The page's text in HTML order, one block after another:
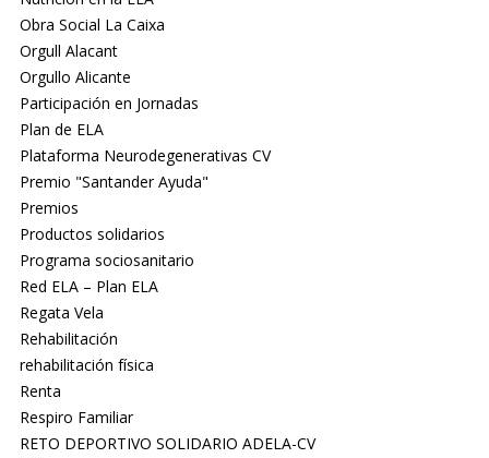
Obra Social La Caixa
Orgull Alacant
Orgullo Alicante
Participación en Jornadas
Plan de ELA
Plataforma Neurodegenerativas CV
Premio "Santander Ayuda"
Premios
Productos solidarios
Programa sociosanitario
Red ELA – Plan ELA
Regata Vela
Rehabilitación
rehabilitación física
Renta
Respiro Familiar
RETO DEPORTIVO SOLIDARIO ADELA-CV